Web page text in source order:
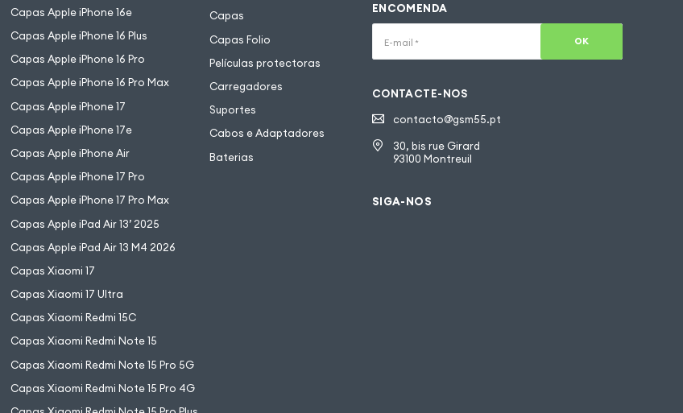
Capas Apple iPhone 16e
Capas Apple iPhone 16 Plus
Capas Apple iPhone 16 Pro
Capas Apple iPhone 16 Pro Max
Capas Apple iPhone 17
Capas Apple iPhone 17e
Capas Apple iPhone Air
Capas Apple iPhone 17 Pro
Capas Apple iPhone 17 Pro Max
Capas Apple iPad Air 13’ 2025
Capas Apple iPad Air 13 M4 2026
Capas Xiaomi 17
Capas Xiaomi 17 Ultra
Capas Xiaomi Redmi 15C
Capas Xiaomi Redmi Note 15
Capas Xiaomi Redmi Note 15 Pro 5G
Capas Xiaomi Redmi Note 15 Pro 4G
Capas
Capas Folio
Películas protectoras
Carregadores
Suportes
Cabos e Adaptadores
Baterias
ENCOMENDA
E-mail * OK
CONTACTE-NOS
contacto@gsm55.pt
30, bis rue Girard
93100 Montreuil
SIGA-NOS